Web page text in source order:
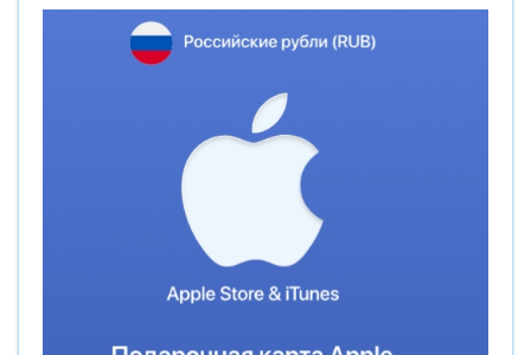
«НОВИКОМБАНК»
«ВНЕШПРОМБАНК»
«БАНК ГЛОБЭКС»